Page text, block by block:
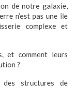
de notre galaxie,
n’est pas une île
complexe et
et comment leurs
?
des structures de